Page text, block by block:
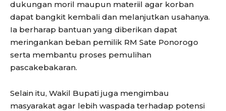
dukungan moril maupun materiil agar korban
dapat bangkit kembali dan melanjutkan usahanya.
Ia berharap bantuan yang diberikan dapat
meringankan beban pemilik RM Sate Ponorogo
serta membantu proses pemulihan
pascakebakaran.
Selain itu, Wakil Bupati juga mengimbau
masyarakat agar lebih waspada terhadap potensi